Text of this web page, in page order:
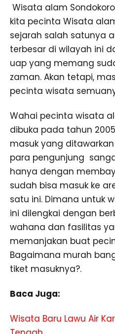
Wisata alam
kita pecinta Wisata
sejarah salah satunya
terbesar di wilayah ini
uap yang memang
zaman. Akan tetapi,
pecinta wisata
Wahai pecinta wisata
dibuka pada tahun
masuk yang
para pengunjung
hanya dengan
sudah bisa masuk ke
satu ini. Dimana untuk
ini dilengkai dengan
wahana dan fasilitas
memanjakan buat
Bagaimana murah
tiket masuknya?.
Baca Juga:
Wisata Baru Lawu Air